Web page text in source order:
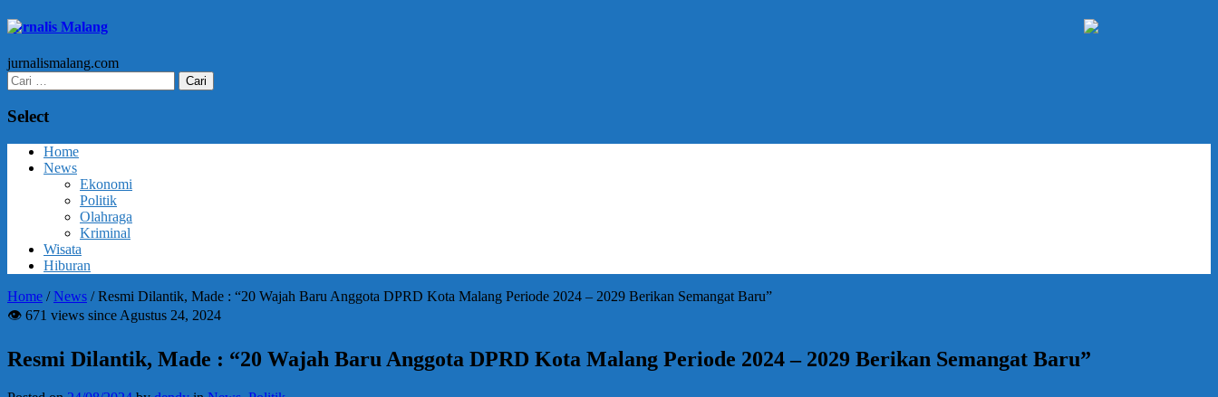
Jurnalis Malang
jurnalismalang.com
Cari
untuk:
Select
Home
News
Ekonomi
Politik
Olahraga
Kriminal
Wisata
Hiburan
Home /News /Resmi Dilantik, Made : “20 Wajah Baru Anggota DPRD Kota Malang Periode 2024 – 2029 Berikan Semangat Baru”
👁 671 views since Agustus 24, 2024
Resmi Dilantik, Made : “20 Wajah Baru Anggota DPRD Kota Malang Periode 2024 – 2029 Berikan Semangat Baru”